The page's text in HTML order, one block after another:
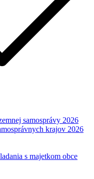
samosprávy 2026
krajov 2026
s majetkom obce